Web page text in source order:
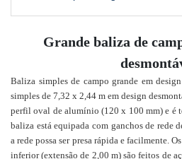
Grande baliza de
Baliza simples de campo grande em
simples de 7,32 x 2,44 m em design
perfil oval de alumínio (120 x 100 mm) e é
baliza está equipada com ganchos de rede
a rede possa ser presa rápida e facilmente.
inferior (extensão de 2,00 m) são feitos de